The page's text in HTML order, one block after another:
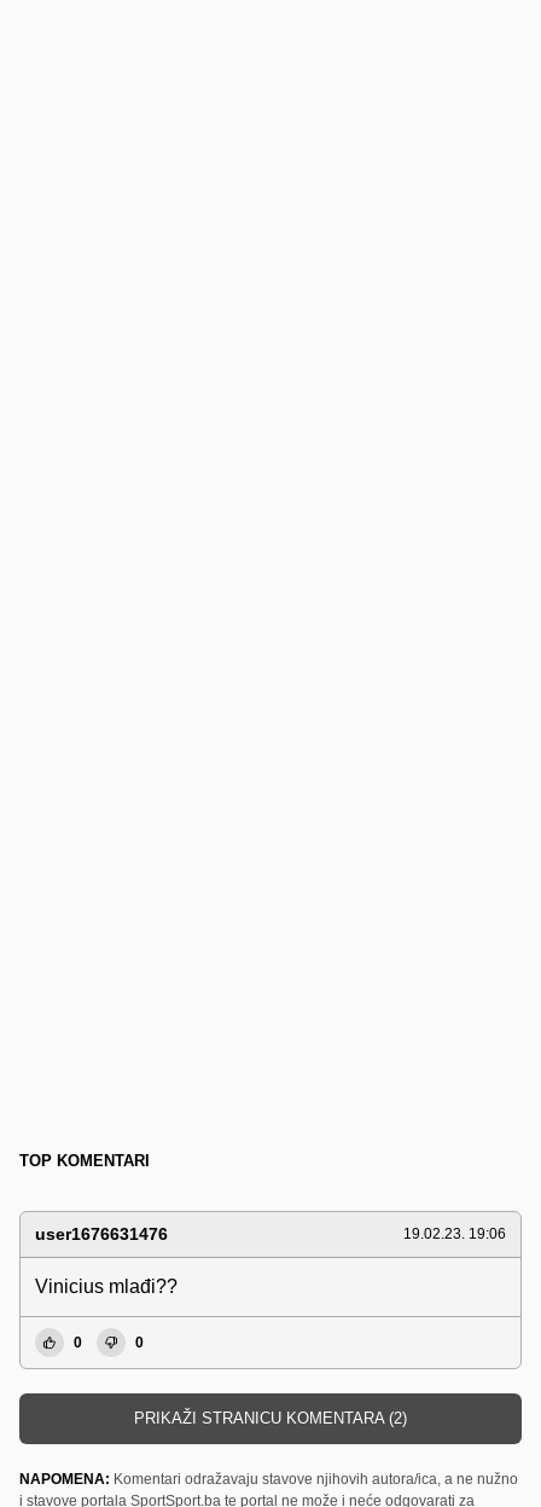
TOP KOMENTARI
user1676631476 19.02.23. 19:06
Vinicius mlađi??
0 0
PRIKAŽI STRANICU KOMENTARA (2)
NAPOMENA: Komentari odražavaju stavove njihovih autora/ica, a ne nužno
i stavove portala SportSport.ba te portal ne može i neće odgovarati za